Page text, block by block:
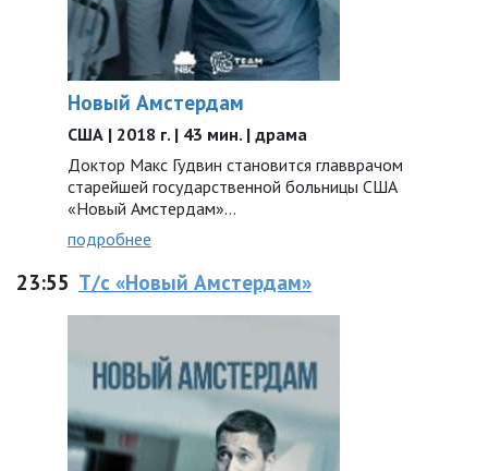
Новый Амстердам
США | 2018 г. | 43 мин. | драма
Доктор Макс Гудвин становится главврачом
старейшей государственной больницы США
«Новый Амстердам»...
подробнее
23:55 Т/с «Новый Амстердам»